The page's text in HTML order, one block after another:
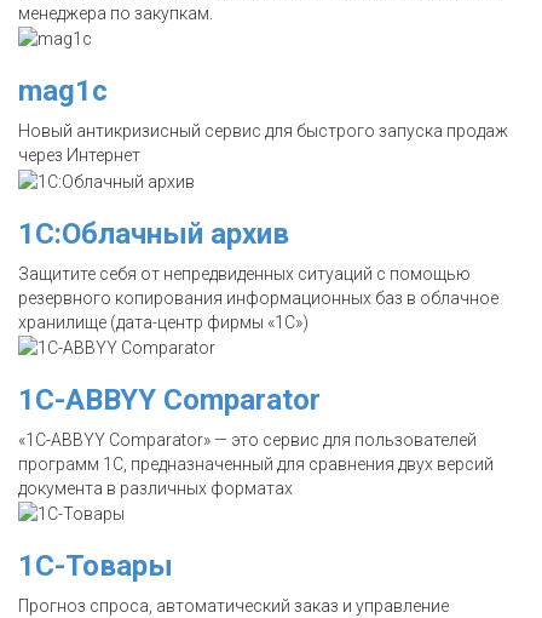
менеджера по закупкам.
mag1c
Новый антикризисный сервис для быстрого запуска продаж
через Интернет
1С:Облачный архив
Защитите себя от непредвиденных ситуаций с помощью
резервного копирования информационных баз в облачное
хранилище (дата-центр фирмы «1С»)
1C-ABBYY Comparator
«1C-ABBYY Comparator» — это сервис для пользователей
программ 1С, предназначенный для сравнения двух версий
документа в различных форматах
1С-Товары
Прогноз спроса, автоматический заказ и управление